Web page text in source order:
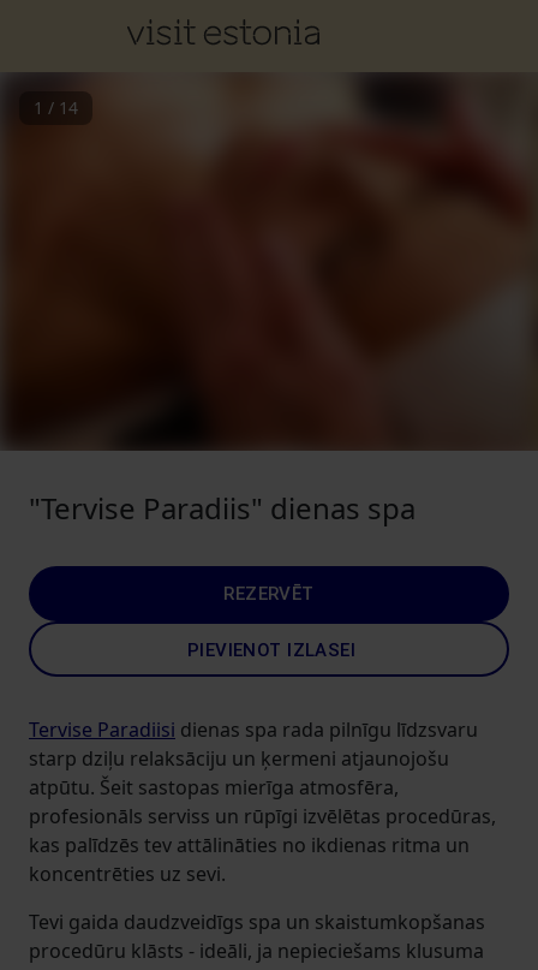
1 / 14
"Tervise Paradiis" dienas spa
REZERVĒT
PIEVIENOT IZLASEI
Tervise Paradiisi dienas spa rada pilnīgu līdzsvaru
starp dziļu relaksāciju un ķermeni atjaunojošu
atpūtu. Šeit sastopas mierīga atmosfēra,
profesionāls serviss un rūpīgi izvēlētas procedūras,
kas palīdzēs tev attālināties no ikdienas ritma un
koncentrēties uz sevi.
Tevi gaida daudzveidīgs spa un skaistumkopšanas
procedūru klāsts - ideāli, ja nepieciešams klusuma